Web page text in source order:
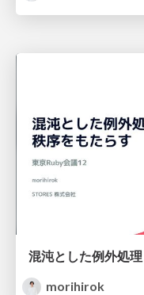
混沌とした例外処
morihirok